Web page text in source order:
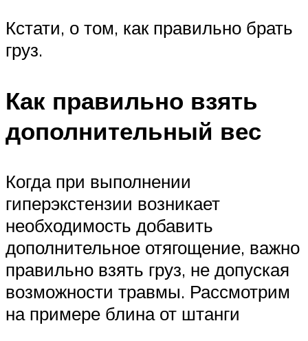
Кстати, о том, как правильно брать
груз.
Как правильно взять
дополнительный вес
Когда при выполнении
гиперэкстензии возникает
необходимость добавить
дополнительное отягощение, важно
правильно взять груз, не допуская
возможности травмы. Рассмотрим
на примере блина от штанги